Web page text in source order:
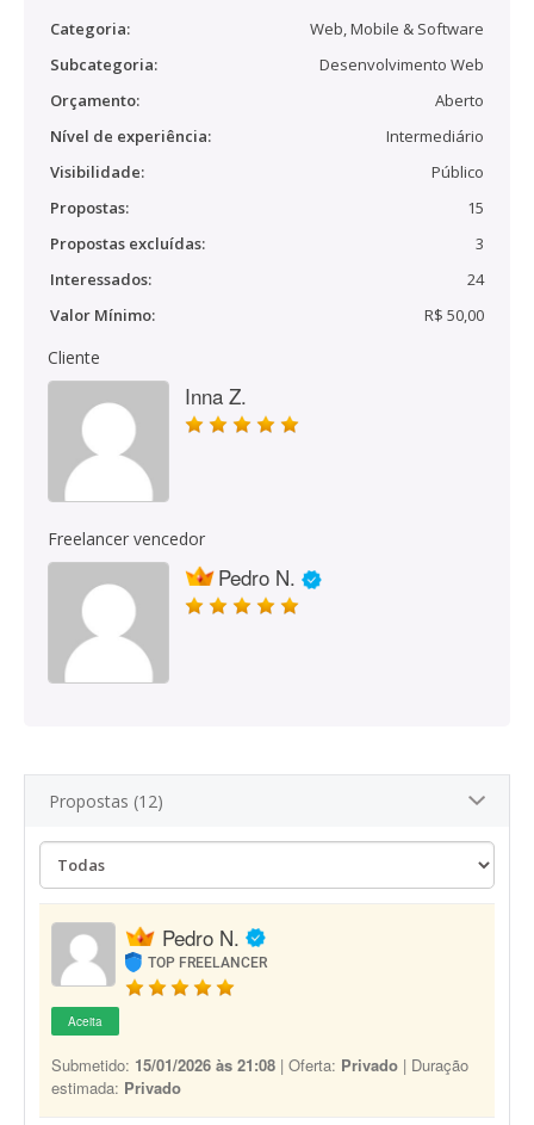
Categoria:
Web, Mobile & Software
Subcategoria:
Desenvolvimento Web
Orçamento:
Aberto
Nível de experiência:
Intermediário
Visibilidade:
Público
Propostas:
15
Propostas excluídas:
3
Interessados:
24
Valor Mínimo:
R$ 50,00
Cliente
Inna Z.
Freelancer vencedor
Pedro N.
Propostas (12)
Pedro N.
TOP FREELANCER
Aceita
Submetido: 15/01/2026 às 21:08 | Oferta: Privado | Duração
estimada: Privado